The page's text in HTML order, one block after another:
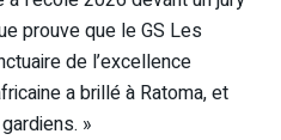
prouve que le GS Les
de l’excellence
a brillé à Ratoma, et
»